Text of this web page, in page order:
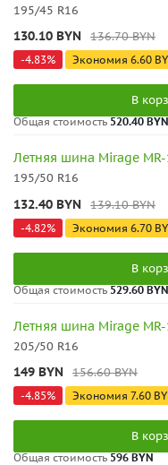
195/45 R16
130.10 BYN 136.70BYN
-4.83% Экономия 6.60
В
Общая стоимость 520.40 BYN
Летняя шина Mirage
195/50 R16
132.40 BYN 139.10BYN
-4.82% Экономия 6.70
В
Общая стоимость529.60 BYN
Летняя шина Mirage
205/50 R16
149 BYN 156.60BYN
-4.85% Экономия 7.60
В
Общая стоимость596 BYN